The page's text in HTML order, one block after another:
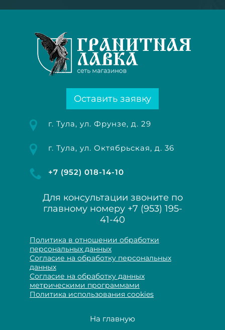
Оставить заявку
г. Тула, ул. Фрунзе, д. 29
г. Тула, ул. Октябрьская, д. 36
+7 (952) 018-14-10
Для консультации звоните по
главному номеру +7 (953) 195-
41-40
Политика в отношении обработки
персональных данных
Согласие на обработку персональных
данных
Согласие на обработку данных
метрическими программами
Политика использования cookies
На главную